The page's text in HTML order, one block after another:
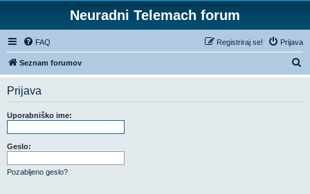
Neuradni Telemach forum
FAQ Prijava
Registriraj se!
Seznam forumov
s
Prijava
Uporabniško ime:
Geslo:
Pozabljeno geslo?